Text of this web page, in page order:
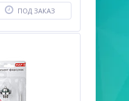
ПОД ЗАКАЗ